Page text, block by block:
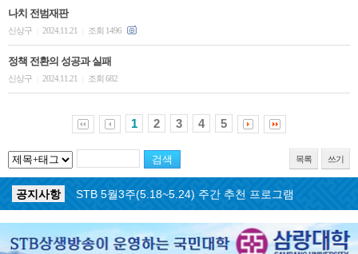
나치 전범재판
신상구 2024.11.21 조회 1496
정책 전환의 성공과 실패
신상구 2024.11.21 조회 682
1 2 3 4 5
목록 쓰기
공지사항
STB 5월4주(5.25~5.31) 주간 추천 프로그램
공지사항
STB 5월3주(5.18~5.24) 주간 추천 프로그램
공지사항
STB 4월마지막주(4.27~5.3) 주간 추천 프로그램
STB 4월4주(4.20~4.26) 주간 추천 프로그램
공지사항
STB 4월2주(4.6~4.12) 주간 추천 프로그램